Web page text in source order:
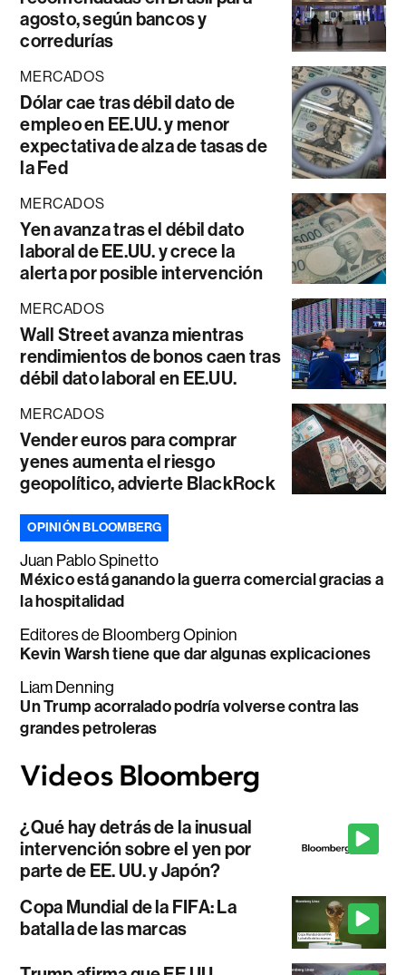
agosto, según bancos y
corredurías
MERCADOS
Dólar cae tras débil dato de
empleo en EE.UU. y menor
expectativa de alza de tasas de
la Fed
MERCADOS
Yen avanza tras el débil dato
laboral de EE.UU. y crece la
alerta por posible intervención
MERCADOS
Wall Street avanza mientras
rendimientos de bonos caen tras
débil dato laboral en EE.UU.
MERCADOS
Vender euros para comprar
yenes aumenta el riesgo
geopolítico, advierte BlackRock
OPINIÓN BLOOMBERG
Juan Pablo Spinetto
México está ganando la guerra comercial gracias a
la hospitalidad
Editores de Bloomberg Opinion
Kevin Warsh tiene que dar algunas explicaciones
Liam Denning
Un Trump acorralado podría volverse contra las
grandes petroleras
¿Qué hay detrás de la inusual
intervención sobre el yen por
parte de EE. UU. y Japón?
Copa Mundial de la FIFA: La
batalla de las marcas